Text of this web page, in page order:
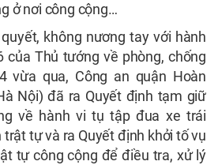
ở nơi công cộng…
không nương tay với hành
của Thủ tướng về phòng, chống
vừa qua, Công an quận Hoàn
Nội) đã ra Quyết định tạm giữ
về hành vi tụ tập đua xe trái
trật tự và ra Quyết định khởi tố vụ
tự công cộng để điều tra, xử lý